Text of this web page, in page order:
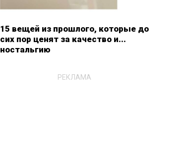
15 вещей из прошлого, которые до
сих пор ценят за качество и...
ностальгию
РЕКЛАМА